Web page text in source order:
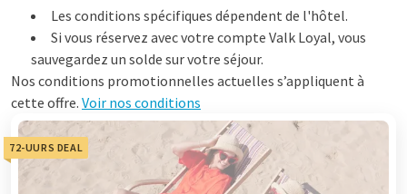
Les conditions spécifiques dépendent de l'hôtel.
Si vous réservez avec votre compte Valk Loyal, vous
sauvegardez un solde sur votre séjour.
Nos conditions promotionnelles actuelles s’appliquent à
cette offre. Voir nos conditions
72-UURS DEAL